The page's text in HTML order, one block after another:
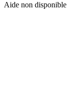
Aide non disponible